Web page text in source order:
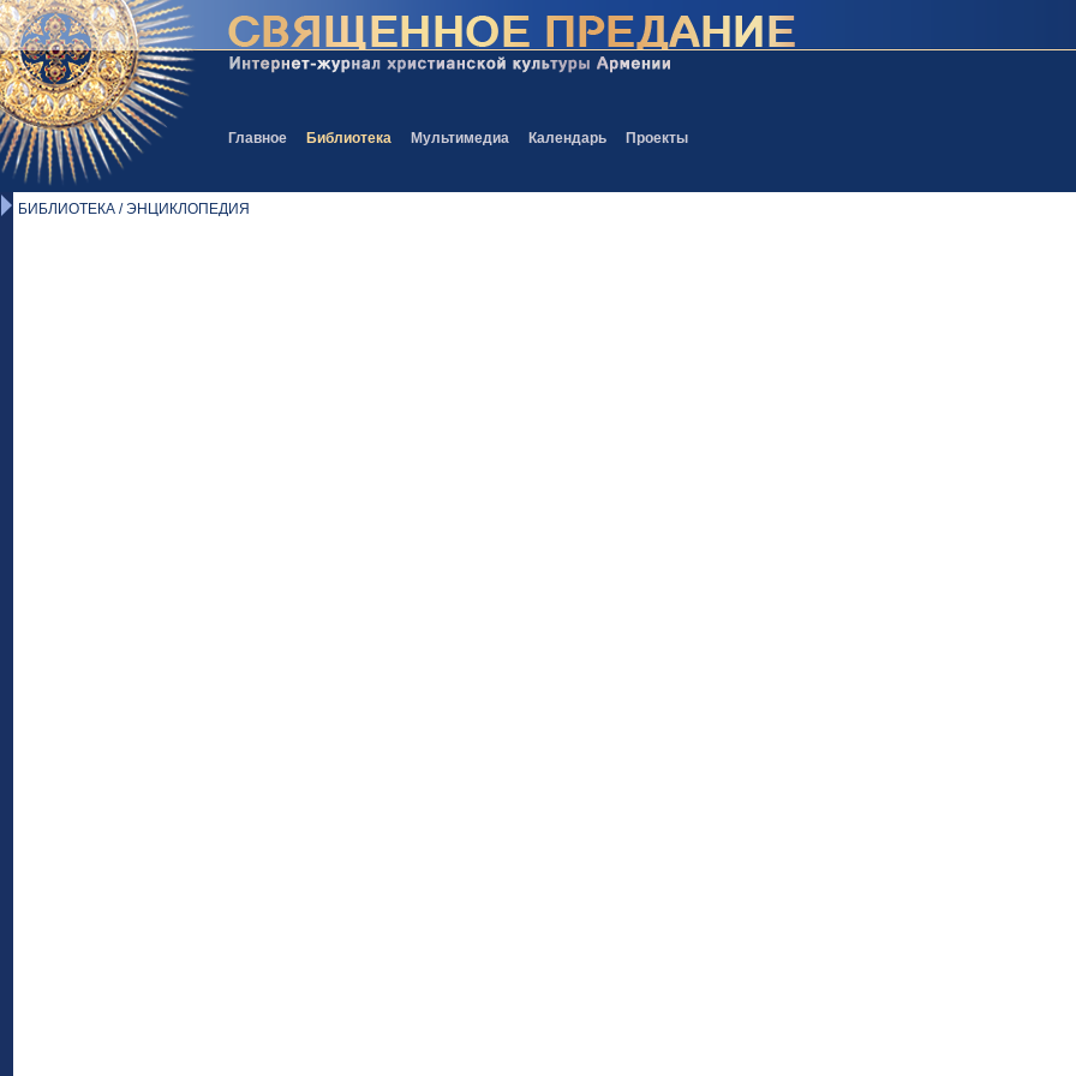
Главное Библиотека Мультимедиа Календарь Проекты
БИБЛИОТЕКА / ЭНЦИКЛОПЕДИЯ